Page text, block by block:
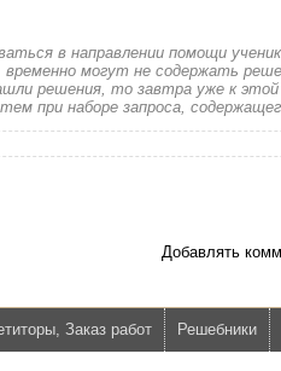
в направлении помощи
могут не содержать
решения, то завтра уже к
при наборе запроса,
Добавлять
Заказ работ Решебники